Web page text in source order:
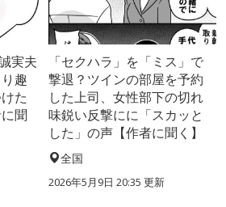
実夫
趣
た
聞
「セクハラ」を「ミス」で
撃退？ツインの部屋を予約
した上司、女性部下の切れ
味鋭い反撃にに「スカッと
した」の声【作者に聞く】
全国
2026年5月9日 20:35 更新